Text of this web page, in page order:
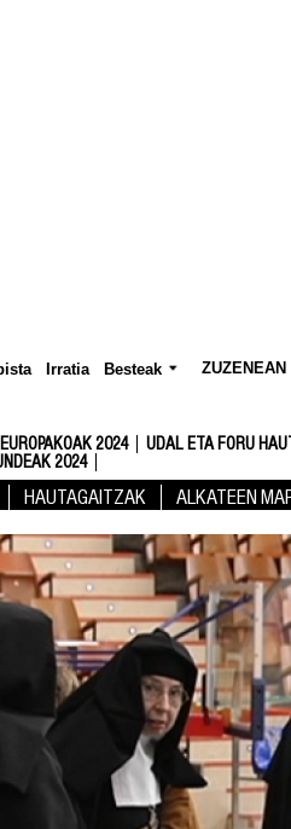
Irratia Besteak ZUZENEAN
EUROPAKOAK 2024 UDAL ETA FORU
2024
HAUTAGAITZAK ALKATEEN